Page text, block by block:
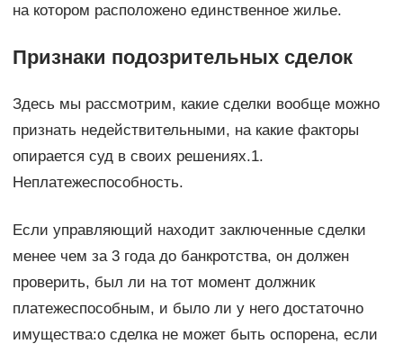
на котором расположено единственное жилье.
Признаки подозрительных сделок
Здесь мы рассмотрим, какие сделки вообще можно
признать недействительными, на какие факторы
опирается суд в своих решениях.1.
Неплатежеспособность.
Если управляющий находит заключенные сделки
менее чем за 3 года до банкротства, он должен
проверить, был ли на тот момент должник
платежеспособным, и было ли у него достаточно
имущества:o сделка не может быть оспорена, если